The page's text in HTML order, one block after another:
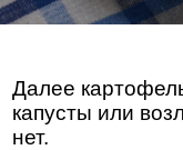
Далее
капусты или
нет.